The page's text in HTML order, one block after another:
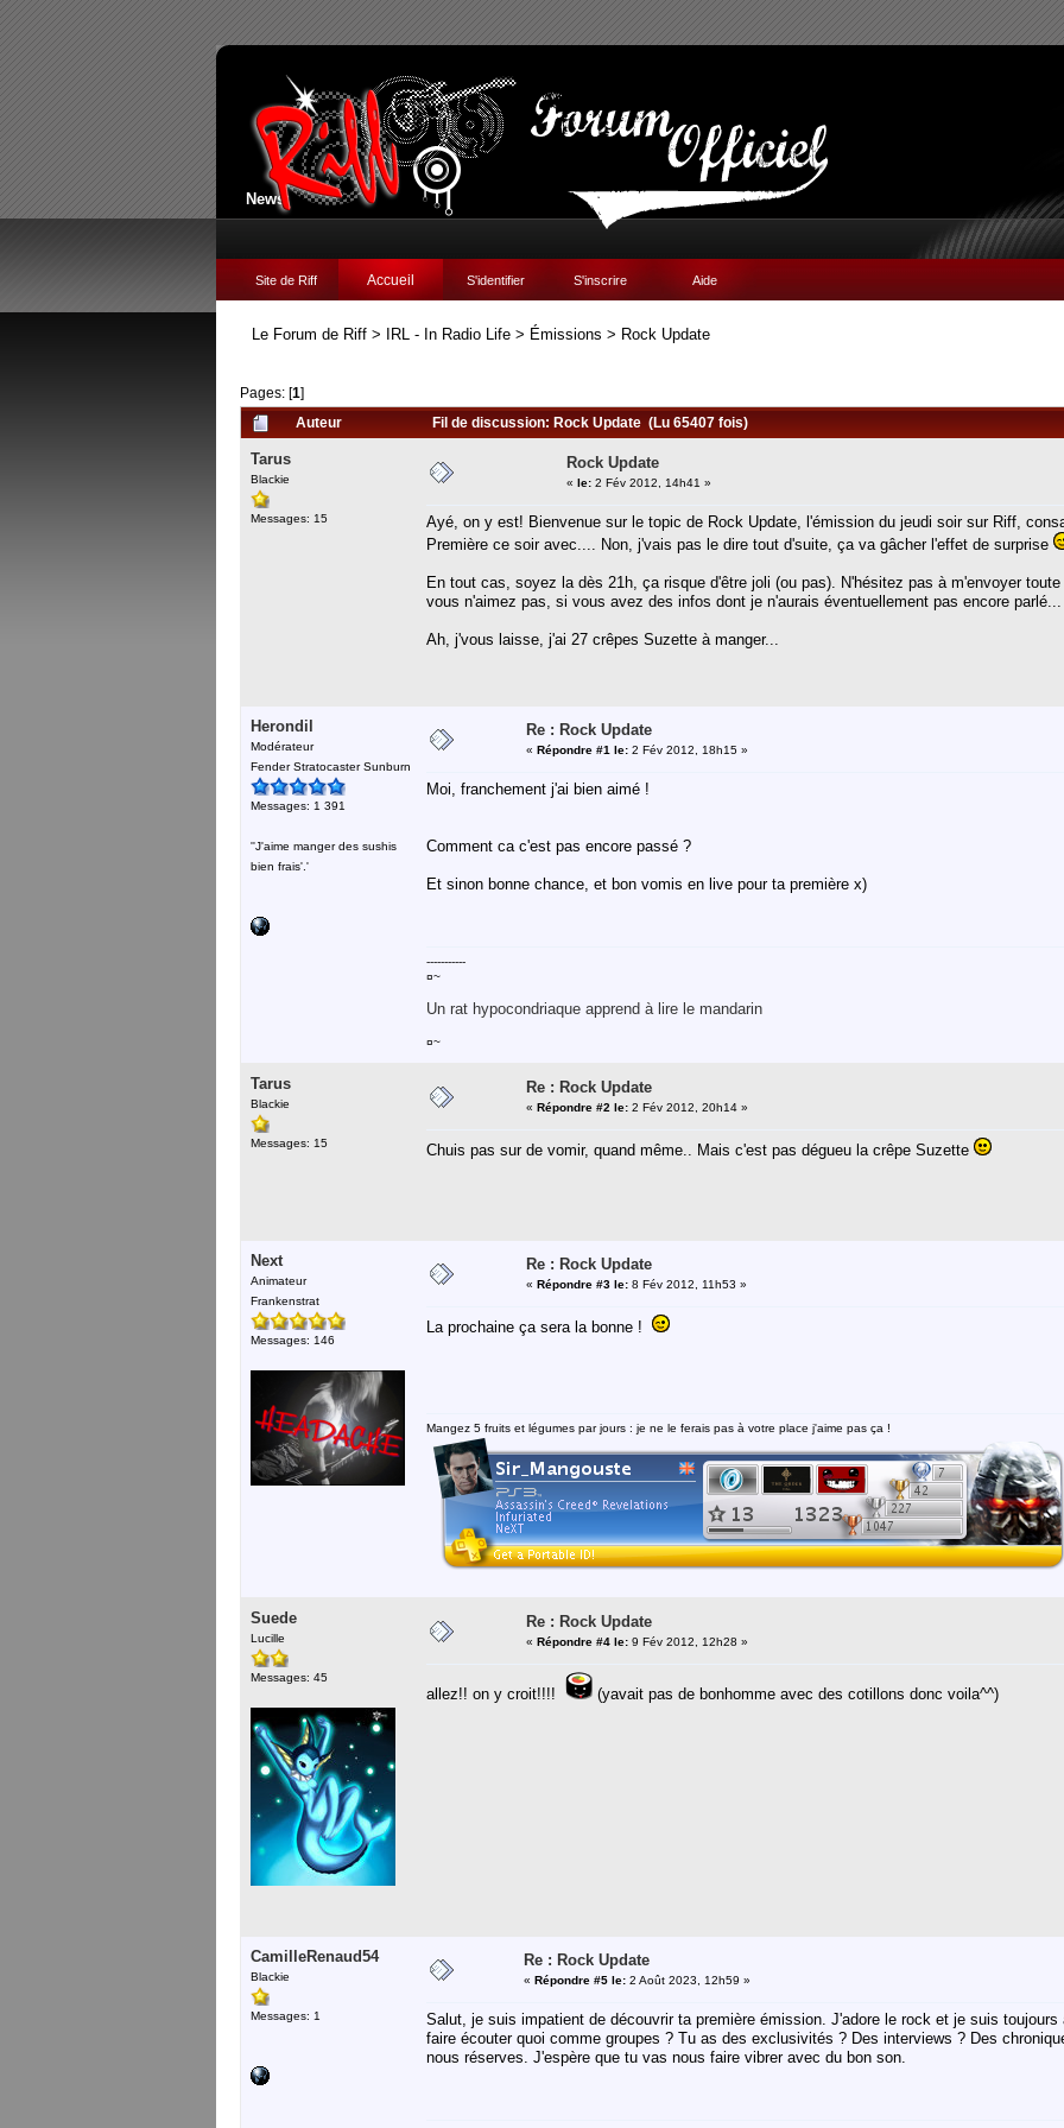
News:
Site de Riff Accueil S'identifier S'inscrire Aide
Le Forum de Riff > IRL - In Radio Life > Émissions > Rock Update
Pages: [1]
Auteur Fil de discussion: Rock Update (Lu 65407 fois)
Tarus
Blackie
Messages: 15
Rock Update
« le: 2 Fév 2012, 14h41 »
Ayé, on y est! Bienvenue sur le topic de Rock Update, l'émission du jeudi soir sur Riff,
Première ce soir avec.... Non, j'vais pas le dire tout d'suite, ça va gâcher l'effet de surprise
En tout cas, soyez la dès 21h, ça risque d'être joli (ou pas). N'hésitez pas à m'envoyer
vous n'aimez pas, si vous avez des infos dont je n'aurais éventuellement pas encore
Ah, j'vous laisse, j'ai 27 crêpes Suzette à manger...
Herondil
Modérateur
Fender Stratocaster Sunburn
Messages: 1 391
''J'aime manger des sushis
bien frais'.'
Re : Rock Update
« Répondre #1 le: 2 Fév 2012, 18h15 »
Moi, franchement j'ai bien aimé !
Comment ca c'est pas encore passé ?
Et sinon bonne chance, et bon vomis en live pour ta première x)
-----------
¤~
Un rat hypocondriaque apprend à lire le mandarin
¤~
Tarus
Blackie
Messages: 15
Re : Rock Update
« Répondre #2 le: 2 Fév 2012, 20h14 »
Chuis pas sur de vomir, quand même.. Mais c'est pas dégueu la crêpe Suzette
Next
Animateur
Frankenstrat
Messages: 146
Re : Rock Update
« Répondre #3 le: 8 Fév 2012, 11h53 »
La prochaine ça sera la bonne !
Mangez 5 fruits et légumes par jours : je ne le ferais pas à votre place j'aime pas ça !
Suede
Lucille
Messages: 45
Re : Rock Update
« Répondre #4 le: 9 Fév 2012, 12h28 »
allez!! on y croit!!!! (yavait pas de bonhomme avec des cotillons donc voila^^)
CamilleRenaud54
Blackie
Messages: 1
Re : Rock Update
« Répondre #5 le: 2 Août 2023, 12h59 »
Salut, je suis impatient de découvrir ta première émission. J'adore le rock et je suis
faire écouter quoi comme groupes ? Tu as des exclusivités ? Des interviews ? Des
nous réserves. J'espère que tu vas nous faire vibrer avec du bon son.